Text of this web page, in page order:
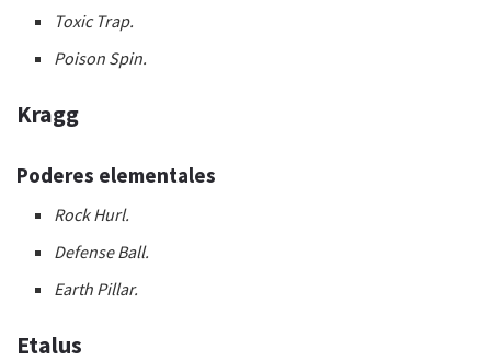
Toxic Trap.
Poison Spin.
Kragg
Poderes elementales
Rock Hurl.
Defense Ball.
Earth Pillar.
Etalus